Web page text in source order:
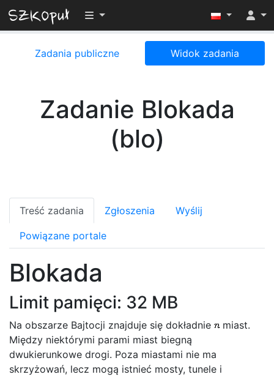
Przełącz widoczność menu
Zadania publiczne Widok zadania
Zadanie Blokada
(blo)
Treść zadania Zgłoszenia Wyślij
Powiązane portale
Blokada
Limit pamięci: 32 MB
Na obszarze Bajtocji znajduje się dokładnie
miast.
Między niektórymi parami miast biegną
dwukierunkowe drogi. Poza miastami nie ma
skrzyżowań, lecz mogą istnieć mosty, tunele i